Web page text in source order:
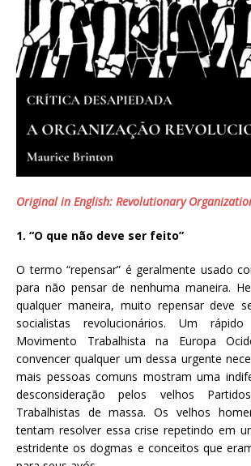
Original in English: Revolutionary
1. “O que não deve ser feito”
O termo “repensar” é geralmente usado
para não pensar de nenhuma maneira.
qualquer maneira, muito repensar deve
socialistas revolucionários. Um
Movimento Trabalhista na Europa
convencer qualquer um dessa urgente
mais pessoas comuns mostram uma
desconsideração pelos velhos
Trabalhistas de massa. Os velhos
tentam resolver essa crise repetindo em
estridente os dogmas e conceitos que